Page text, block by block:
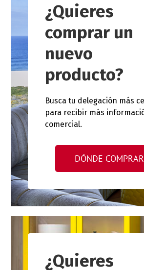
¿Quieres
comprar un
nuevo
producto?
Busca tu delegación más
para recibir más
comercial.
DÓNDE COMPRAR
¿Quieres